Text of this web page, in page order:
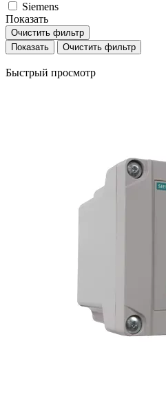
Siemens
Показать
Очистить фильтр
Очистить фильтр
Быстрый просмотр